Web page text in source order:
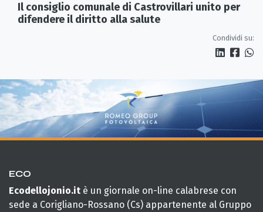
Il consiglio comunale di Castrovillari unito per
difendere il diritto alla salute
Condividi su:
ECO
Ecodellojonio.it è un giornale on-line calabrese con
sede a Corigliano-Rossano (Cs) appartenente al Gruppo